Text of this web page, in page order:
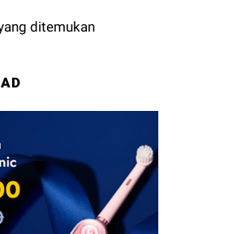
ditemukan